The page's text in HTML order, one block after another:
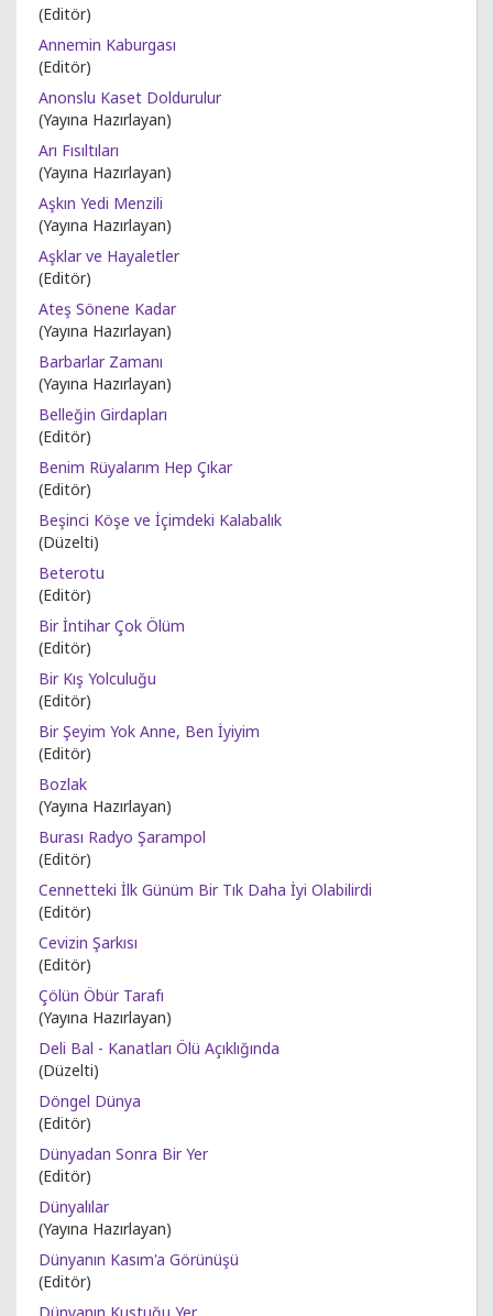
(Editör)
Annemin Kaburgası
(Editör)
Anonslu Kaset Doldurulur
(Yayına Hazırlayan)
Arı Fısıltıları
(Yayına Hazırlayan)
Aşkın Yedi Menzili
(Yayına Hazırlayan)
Aşklar ve Hayaletler
(Editör)
Ateş Sönene Kadar
(Yayına Hazırlayan)
Barbarlar Zamanı
(Yayına Hazırlayan)
Belleğin Girdapları
(Editör)
Benim Rüyalarım Hep Çıkar
(Editör)
Beşinci Köşe ve İçimdeki Kalabalık
(Düzelti)
Beterotu
(Editör)
Bir İntihar Çok Ölüm
(Editör)
Bir Kış Yolculuğu
(Editör)
Bir Şeyim Yok Anne, Ben İyiyim
(Editör)
Bozlak
(Yayına Hazırlayan)
Burası Radyo Şarampol
(Editör)
Cennetteki İlk Günüm Bir Tık Daha İyi Olabilirdi
(Editör)
Cevizin Şarkısı
(Editör)
Çölün Öbür Tarafı
(Yayına Hazırlayan)
Deli Bal - Kanatları Ölü Açıklığında
(Düzelti)
Döngel Dünya
(Editör)
Dünyadan Sonra Bir Yer
(Editör)
Dünyalılar
(Yayına Hazırlayan)
Dünyanın Kasım'a Görünüşü
(Editör)